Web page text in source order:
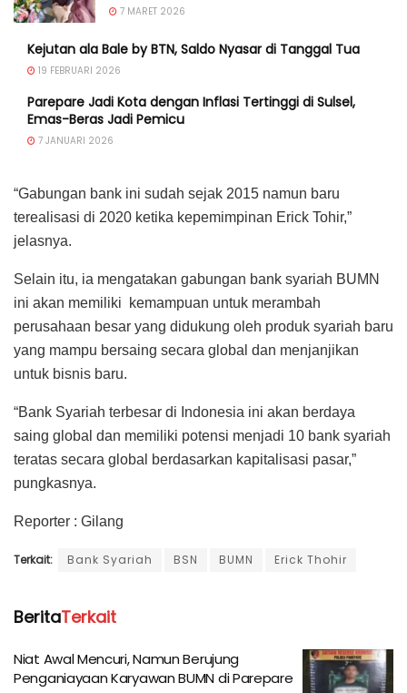
7 MARET 2026
Kejutan ala Bale by BTN, Saldo Nyasar di Tanggal Tua
19 FEBRUARI 2026
Parepare Jadi Kota dengan Inflasi Tertinggi di Sulsel,
Emas-Beras Jadi Pemicu
7 JANUARI 2026
“Gabungan bank ini sudah sejak 2015 namun baru
terealisasi di 2020 ketika kepemimpinan Erick Tohir,”
jelasnya.
Selain itu, ia mengatakan gabungan bank syariah BUMN
ini akan memiliki kemampuan untuk merambah
perusahaan besar yang didukung oleh produk syariah baru
yang mampu bersaing secara global dan menjanjikan
untuk bisnis baru.
“Bank Syariah terbesar di Indonesia ini akan berdaya
saing global dan memiliki potensi menjadi 10 bank syariah
teratas secara global berdasarkan kapitalisasi pasar,”
pungkasnya.
Reporter : Gilang
Terkait: Bank Syariah BSN BUMN Erick Thohir
BeritaTerkait
Niat Awal Mencuri, Namun Berujung
Penganiayaan Karyawan BUMN di Parepare